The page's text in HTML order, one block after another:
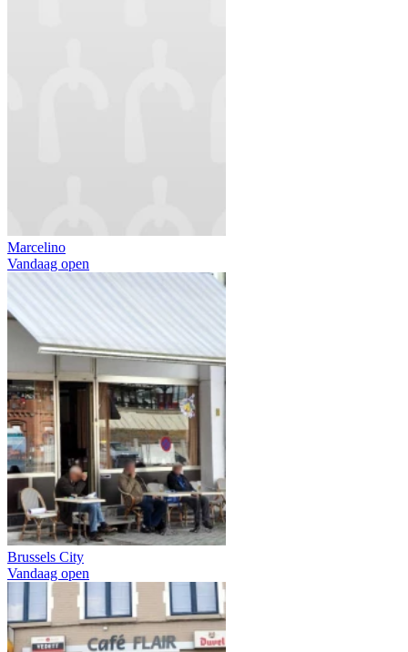
Marcelino
Vandaag open
Brussels City
Vandaag open